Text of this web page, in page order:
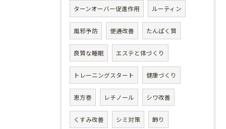
ターンオーバー促進作用 ルーティン
風邪予防 便通改善 たんぱく質
良質な睡眠 エステと体づくり
トレーニングスタート 健康づくり
恵方巻 レチノール シワ改善
くすみ改善 シミ対策 飾り